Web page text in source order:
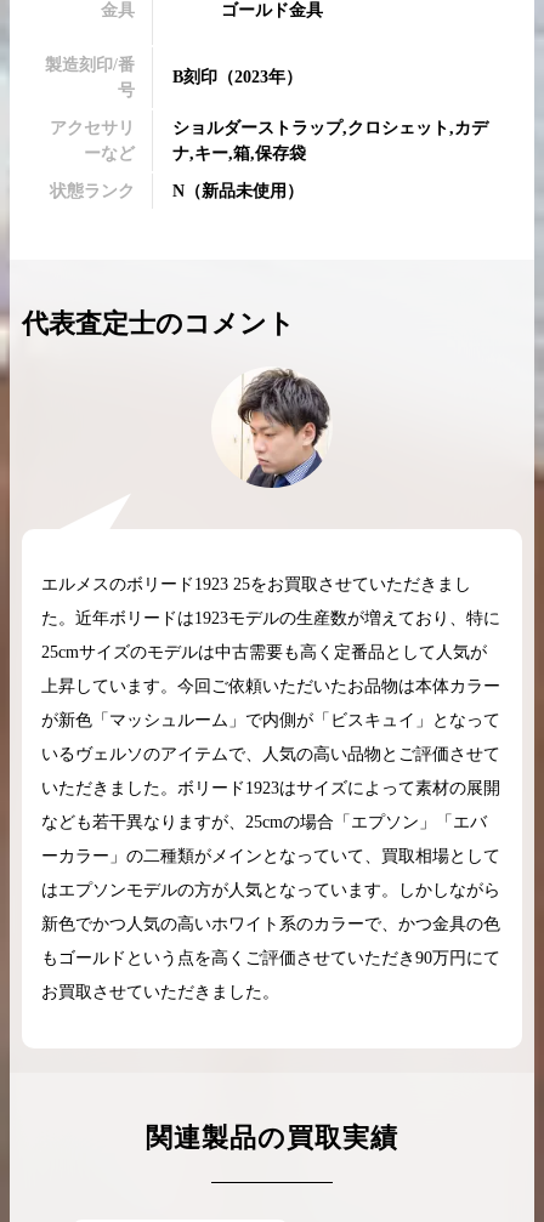
希少なリザード素材のバーキンの買取価格や
取相場や高く売れ
コラムをさらにみる
金具 ゴールド金具
製造刻印/番
号
B刻印 （2023年）
アクセサリ
ーなど
ショルダーストラップ,クロシェット,カデ
ナ,キー,箱,保存袋
状態ランク N （新品未使用 ）
代表査定士のコメント
エルメスのボリード1923 25をお買取させていただきまし
た。近年ボリードは1923モデルの生産数が増えており、特に
25cmサイズのモデルは中古需要も高く定番品として人気が
上昇しています。今回ご依頼いただいたお品物は本体カラー
が新色「マッシュルーム」で内側が「ビスキュイ」となって
いるヴェルソのアイテムで、人気の高い品物とご評価させて
いただきました。ボリード1923はサイズによって素材の展開
なども若干異なりますが、25cmの場合「エプソン」「エバ
ーカラー」の二種類がメインとなっていて、買取相場として
はエプソンモデルの方が人気となっています。しかしながら
新色でかつ人気の高いホワイト系のカラーで、かつ金具の色
もゴールドという点を高くご評価させていただき90万円にて
お買取させていただきました。
関連製品の買取実績